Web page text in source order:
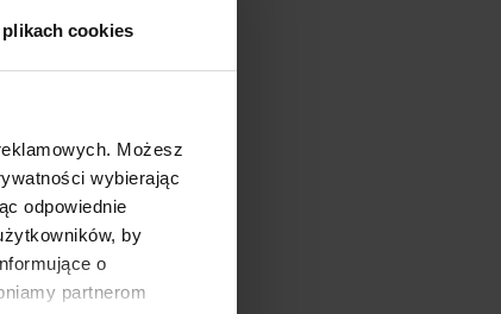
plikach cookies
Możesz
wybierając
odpowiednie
by
o
partnerom